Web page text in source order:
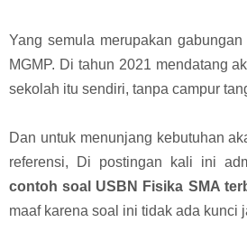
Yang semula merupakan
MGMP. Di tahun 2021 mendatang
sekolah itu sendiri, tanpa campur
Dan untuk menunjang kebutuhan
referensi, Di postingan kali ini
contoh soal USBN Fisika SMA
maaf karena soal ini tidak ada kunci